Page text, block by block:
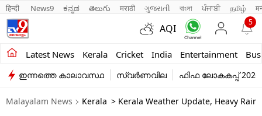
हिन्दी News9 ಕನ್ನಡ తెలుగు मराठी ગુજરાતી বাংলা ਪੰਜਾਬੀ தமிழ்
AQI
5
Latest News Kerala Cricket India Entertainment
Kerala
India
Entertainment
ഇന്നത്തെ കാലാവസ്ഥ സ്വർണവില ഫിഫ ലോകകപ്പ് 2026
Malayalam News Kerala > Kerala Weather Update, Heavy